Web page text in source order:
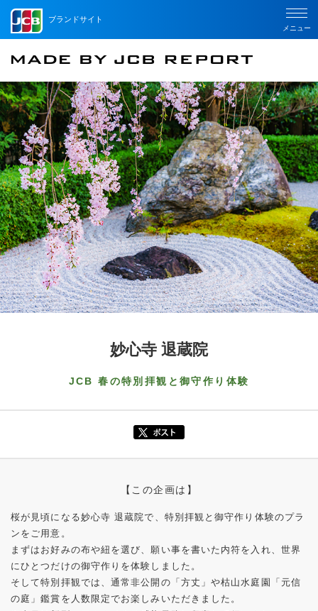
ブランドサイト
メニュー
妙心寺 退蔵院
JCB 春の特別拝観と御守作り体験
【この企画は】
桜が見頃になる妙心寺 退蔵院で、特別拝観と御守作り体験のプラ
ンをご用意。
まずはお好みの布や紐を選び、願い事を書いた内符を入れ、世界
にひとつだけの御守作りを体験しました。
そして特別拝観では、通常非公開の「方丈」や枯山水庭園「元信
の庭」鑑賞を人数限定でお楽しみいただきました。